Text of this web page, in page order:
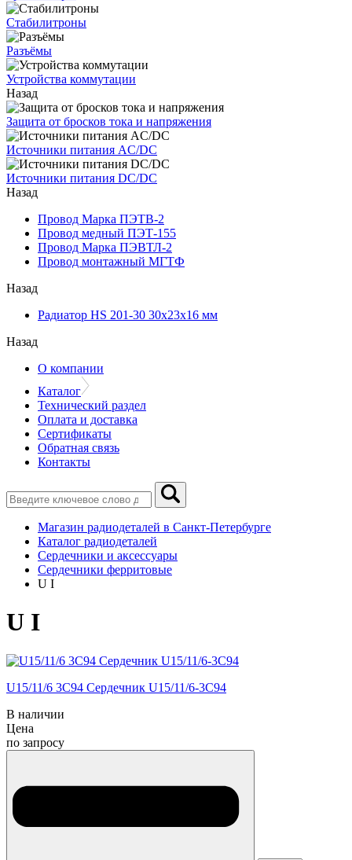
Стабилитроны
Разъёмы
Устройства коммутации
Назад
Защита от бросков тока и напряжения
Источники питания AC/DC
Источники питания DC/DC
Назад
Провод Марка ПЭТВ-2
Провод медный ПЭТ-155
Провод Марка ПЭВТЛ-2
Провод монтажный МГТФ
Назад
Радиатор HS 201-30 30х23х16 мм
Назад
О компании
Каталог
Технический раздел
Оплата и доставка
Сертификаты
Обратная связь
Контакты
Магазин радиодеталей в Санкт-Петербурге
Каталог радиодеталей
Сердечники и аксессуары
Сердечники ферритовые
U I
U I
U15/11/6 3C94 Сердечник U15/11/6-3C94
В наличии
Цена
по запросу